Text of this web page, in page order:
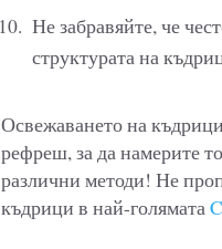
Не забравяйте, че
структурата на
Освежаването на
рефреш, за да намерите
различни методи! Не
къдрици в най-голямата